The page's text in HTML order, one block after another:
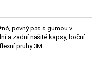
pevný pas s gumou v
a zadní našité kapsy, boční
pruhy 3M.